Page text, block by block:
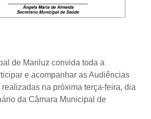
de Mariluz convida toda a
e acompanhar as Audiências
na próxima terça-feira, dia
da Câmara Municipal de